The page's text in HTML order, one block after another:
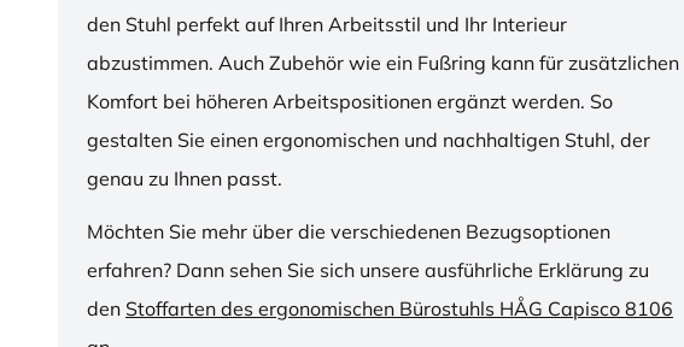
den Stuhl perfekt auf Ihren Arbeitsstil und Ihr Interieur
abzustimmen. Auch Zubehör wie ein Fußring kann für zusätzlichen
Komfort bei höheren Arbeitspositionen ergänzt werden. So
gestalten Sie einen ergonomischen und nachhaltigen Stuhl, der
genau zu Ihnen passt.
Möchten Sie mehr über die verschiedenen Bezugsoptionen
erfahren? Dann sehen Sie sich unsere ausführliche Erklärung zu
den Stoffarten des ergonomischen Bürostuhls HÅG Capisco 8106